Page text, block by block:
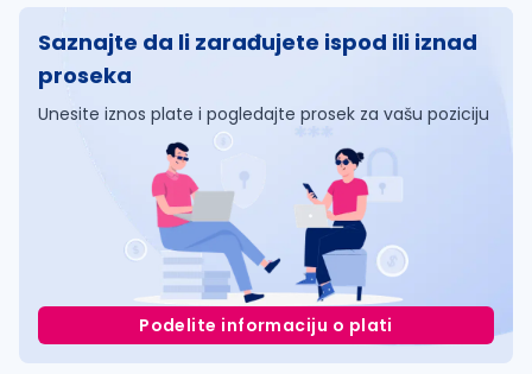
Saznajte da li zarađujete ispod ili iznad
proseka
Unesite iznos plate i pogledajte prosek za vašu poziciju
Podelite informaciju o plati